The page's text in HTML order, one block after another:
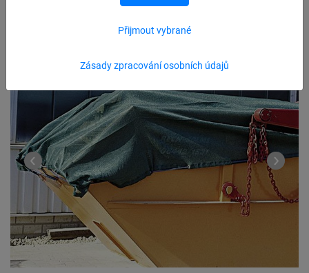
Zásady zpracování osobních údajů
Přijmout vybrané